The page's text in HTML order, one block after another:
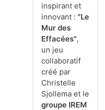
inspirant et
innovant : "Le
Mur des
Effacées",
un jeu
collaboratif
créé par
Christelle
Sjollema et le
groupe IREM